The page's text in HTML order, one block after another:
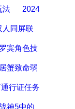
法 2024
人同屏联
宾角色技
蟹致命弱
行证任务
神5中的